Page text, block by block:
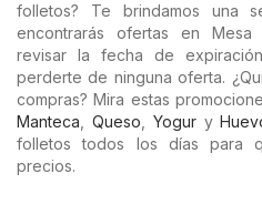
folletos? Te brindamos una
encontrarás ofertas en Mesa
revisar la fecha de
perderte de ninguna oferta.
compras? Mira estas
Manteca
Queso Yogury
folletos todos los días para
precios.